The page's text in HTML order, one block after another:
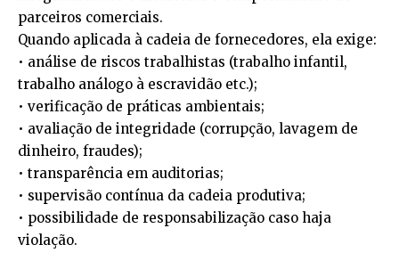
parceiros comerciais.
Quando aplicada à cadeia de fornecedores, ela exige:
• análise de riscos trabalhistas (trabalho infantil,
trabalho análogo à escravidão etc.);
• verificação de práticas ambientais;
• avaliação de integridade (corrupção, lavagem de
dinheiro, fraudes);
• transparência em auditorias;
• supervisão contínua da cadeia produtiva;
• possibilidade de responsabilização caso haja
violação.